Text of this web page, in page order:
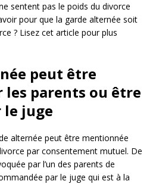
sentent pas le poids du divorce
pour que la garde alternée soit
? Lisez cet article pour plus
peut être
les parents ou être
le juge
alternée peut être mentionnée
par consentement mutuel. De
par l’un des parents de
par le juge qui est à la